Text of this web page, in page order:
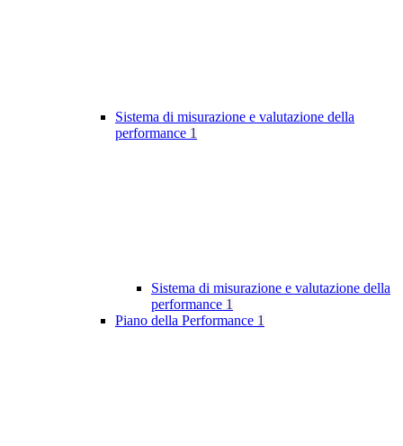
Sistema di misurazione e valutazione della
performance 1
Sistema di misurazione e valutazione della
performance 1
Piano della Performance 1